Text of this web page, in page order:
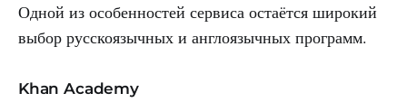
Одной из особенностей сервиса остаётся широкий
выбор русскоязычных и англоязычных программ.
Khan Academy